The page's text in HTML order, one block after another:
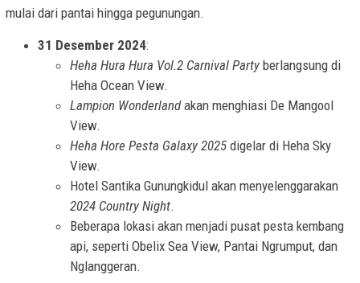
mulai dari pantai hingga pegunungan.
31 Desember 2024:
Heha Hura Hura Vol.2 Carnival Party berlangsung di
Heha Ocean View.
Lampion Wonderlandakan menghiasi De Mangool
View.
Heha Hore Pesta Galaxy 2025digelar di Heha Sky
View.
Hotel Santika Gunungkidul akan menyelenggarakan
2024 Country Night.
Beberapa lokasi akan menjadi pusat pesta kembang
api, seperti Obelix Sea View, Pantai Ngrumput, dan
Nglanggeran.